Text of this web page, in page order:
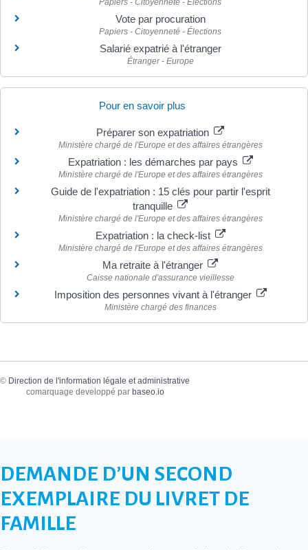
Vote par procuration
Papiers - Citoyenneté - Élections
Salarié expatrié à l'étranger
Étranger - Europe
Pour en savoir plus
Préparer son expatriation
Ministère chargé de l'Europe et des affaires étrangères
Expatriation : les démarches par pays
Ministère chargé de l'Europe et des affaires étrangères
Guide de l'expatriation : 15 clés pour partir l'esprit
tranquille
Ministère chargé de l'Europe et des affaires étrangères
Expatriation : la check-list
Ministère chargé de l'Europe et des affaires étrangères
Ma retraite à l'étranger
Caisse nationale d'assurance vieillesse
Imposition des personnes vivant à l'étranger
Ministère chargé des finances
© Direction de l'information légale et administrative
comarquage developpé par baseo.io
DEMANDE D’UN SECOND
EXEMPLAIRE DU LIVRET DE
FAMILLE